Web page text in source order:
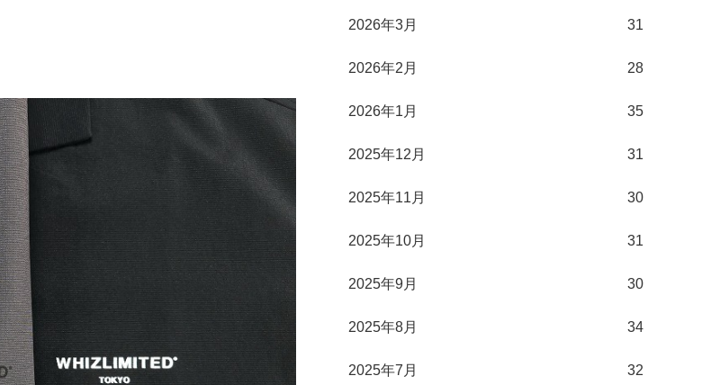
2026年3月 31
2026年2月 28
2026年1月 35
2025年12月 31
2025年11月 30
2025年10月 31
2025年9月 30
2025年8月 34
2025年7月 32